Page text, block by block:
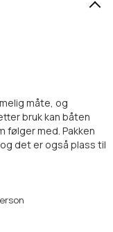
måte, og
bruk kan båten
følger med. Pakken
det er også plass til